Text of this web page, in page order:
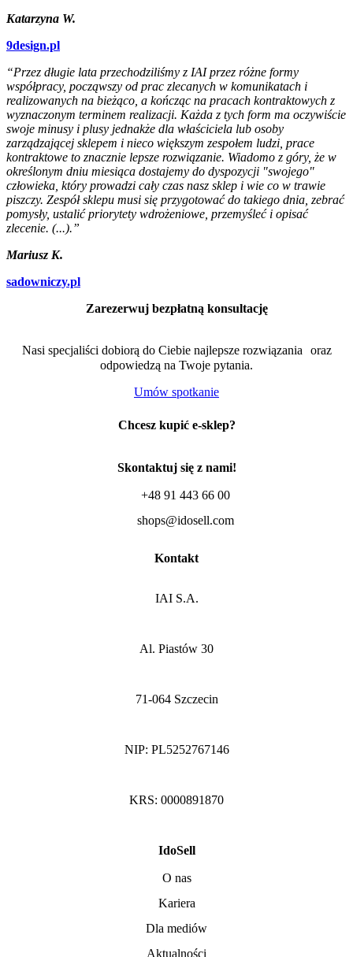
Katarzyna W.
9design.pl
“Przez długie lata przechodziliśmy z IAI przez różne formy
współpracy, począwszy od prac zlecanych w komunikatach i
realizowanych na bieżąco, a kończąc na pracach kontraktowych z
wyznaczonym terminem realizacji. Każda z tych form ma oczywiście
swoje minusy i plusy jednakże dla właściciela lub osoby
zarządzającej sklepem i nieco większym zespołem ludzi, prace
kontraktowe to znacznie lepsze rozwiązanie. Wiadomo z góry, że w
określonym dniu miesiąca dostajemy do dyspozycji "swojego"
człowieka, który prowadzi cały czas nasz sklep i wie co w trawie
piszczy. Zespół sklepu musi się przygotować do takiego dnia, zebrać
pomysły, ustalić priorytety wdrożeniowe, przemyśleć i opisać
zlecenie. (...).”
Mariusz K.
sadowniczy.pl
Zarezerwuj bezpłatną konsultację
Nasi specjaliści dobiorą do Ciebie najlepsze rozwiązania oraz
odpowiedzą na Twoje pytania.
Umów spotkanie
Chcesz kupić e-sklep?
Skontaktuj się z nami!
+48 91 443 66 00
shops@idosell.com
Kontakt
IAI S.A.
Al. Piastów 30
71-064 Szczecin
NIP: PL5252767146
KRS: 0000891870
IdoSell
O nas
Kariera
Dla mediów
Aktualności